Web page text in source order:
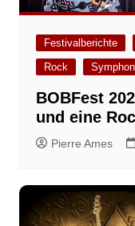
Festivalberichte
Rock
BOBFest
und eine
Pierre Ames